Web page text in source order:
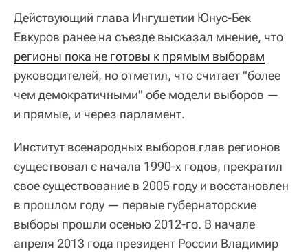
Действующий глава Ингушетии Юнус-Бек
Евкуров ранее на съезде высказал мнение, что
регионы пока не готовы к прямым выборам
руководителей, но отметил, что считает "более
чем демократичными" обе модели выборов —
и прямые, и через парламент.
Институт всенародных выборов глав регионов
существовал с начала 1990-х годов, прекратил
свое существование в 2005 году и восстановлен
в прошлом году — первые губернаторские
выборы прошли осенью 2012-го. В начале
апреля 2013 года президент России Владимир